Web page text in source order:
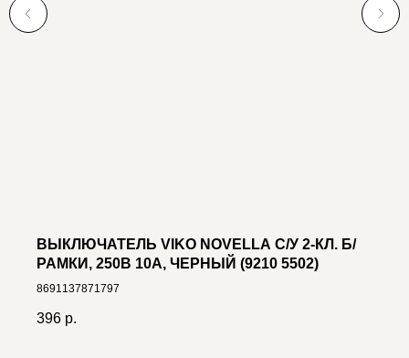
ВЫКЛЮЧАТЕЛЬ VIKO NOVELLA С/У 2-КЛ. Б/
РАМКИ, 250В 10А, ЧЕРНЫЙ (9210 5502)
8691137871797
396 р.